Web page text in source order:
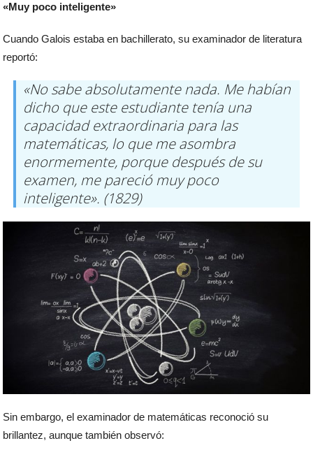
«Muy poco inteligente»
Cuando Galois estaba en bachillerato, su examinador de literatura
reportó:
«No sabe absolutamente nada. Me habían
dicho que este estudiante tenía una
capacidad extraordinaria para las
matemáticas, lo que me asombra
enormemente, porque después de su
examen, me pareció muy poco
inteligente». (1829)
Sin embargo, el examinador de matemáticas reconoció su
brillantez, aunque también observó: